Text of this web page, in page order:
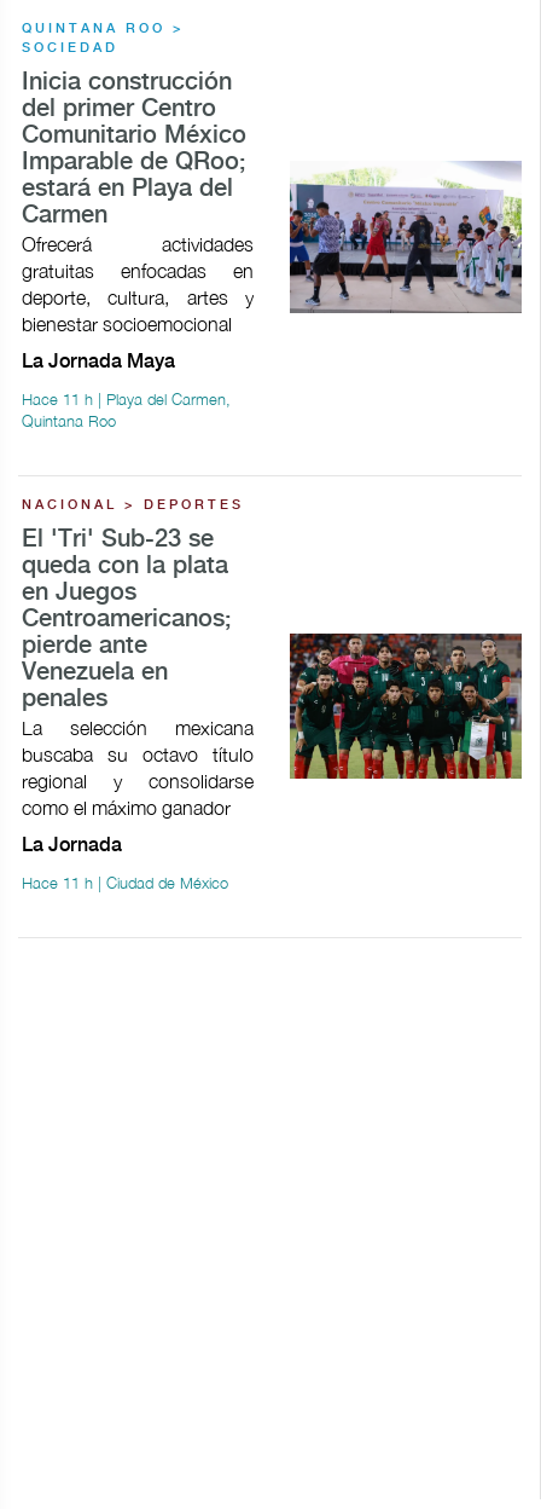
QUINTANA ROO >
SOCIEDAD
Inicia construcción
del primer Centro
Comunitario México
Imparable de QRoo;
estará en Playa del
Carmen
Ofrecerá actividades
gratuitas enfocadas en
deporte, cultura, artes y
bienestar socioemocional
La Jornada Maya
Hace 11 h | Playa del Carmen,
Quintana Roo
NACIONAL > DEPORTES
El 'Tri' Sub-23 se
queda con la plata
en Juegos
Centroamericanos;
pierde ante
Venezuela en
penales
La selección mexicana
buscaba su octavo título
regional y consolidarse
como el máximo ganador
La Jornada
Hace 11 h | Ciudad de México